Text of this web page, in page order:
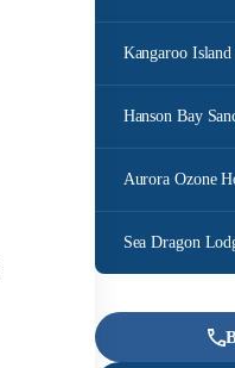
Kangaroo
Hanson Bay
Aurora Ozone
Sea Dragon